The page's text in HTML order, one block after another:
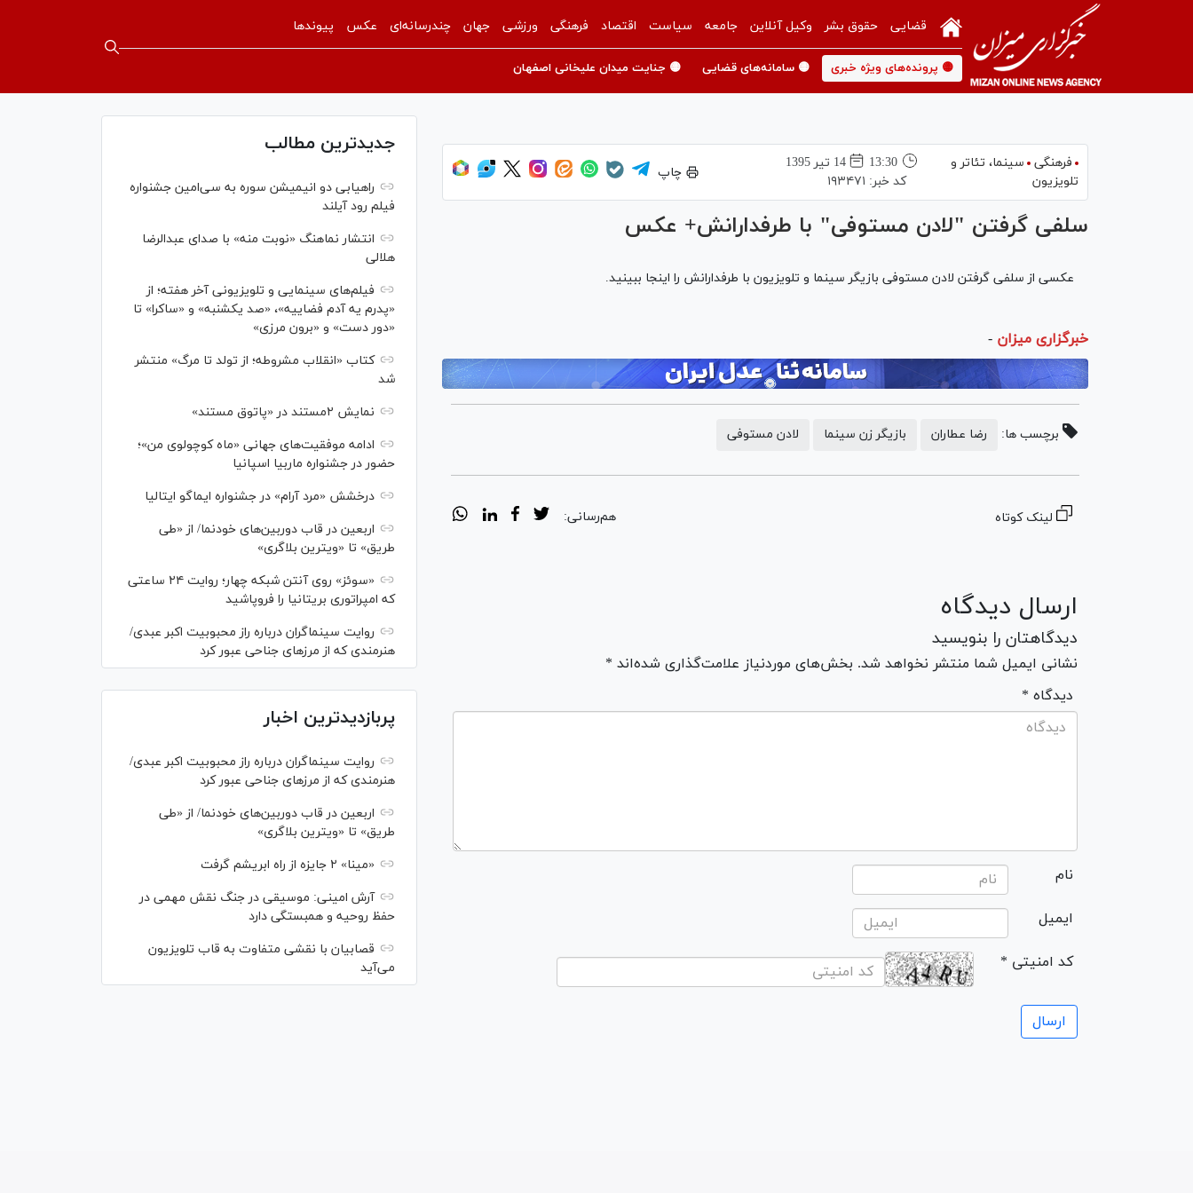
قضایی حقوق بشر وکیل آنلاین جامعه سیاست اقتصاد فرهنگی ورزشی جهان چندرسانه‌ای عکس پیوندها
🟡 پرونده‌های ویژه خبری 🟡 سامانه‌های قضایی 🟡 جنایت میدان علیخانی اصفهان
فرهنگی
سینما،‌ تئاتر و
تلویزیون
13:30
14 تير 1395
کد خبر: ۱۹۳۴۷۱
چاپ
سلفی گرفتن "لادن مستوفی" با طرفدارانش+ عکس
عکسی از سلفی گرفتن لادن مستوفی بازیگر سینما و تلویزیون با طرفدارانش را اینجا ببینید.
خبرگزاری میزان -
برچسب ها: رضا عطاران بازیگر زن سینما لادن مستوفی
لینک کوتاه هم‌رسانی:
ارسال دیدگاه
دیدگاهتان را بنویسید
نشانی ایمیل شما منتشر نخواهد شد. بخش‌های موردنیاز علامت‌گذاری شده‌اند *
* دیدگاه
نام
ایمیل
* کد امنیتی
جدیدترین مطالب
راهیابی دو انیمیشن سوره به سی‌امین جشنواره
فیلم رود آیلند
انتشار نماهنگ «نوبت منه» با صدای عبدالرضا
هلالی
فیلم‌های سینمایی و تلویزیونی آخر هفته؛ از
«پدرم یه آدم فضاییه»، «صد یکشنبه» و «ساکرا» تا
«دور دست» و «برون مرزی»
کتاب «انقلاب مشروطه؛ از تولد تا مرگ» منتشر
شد
نمایش ۲مستند در «پاتوق مستند»
ادامه موفقیت‌های جهانی «ماه کوچولوی من»؛
حضور در جشنواره ماربیا اسپانیا
درخشش «مرد آرام» در جشنواره ایماگو ایتالیا
اربعین در قاب دوربین‌های خودنما/ از «طی
طریق» تا «ویترین بلاگری»
«سوئز» روی آنتن شبکه چهار؛ روایت ۲۴ ساعتی
که امپراتوری بریتانیا را فروپاشید
روایت سینماگران درباره راز محبوبیت اکبر عبدی/
هنرمندی که از مرزهای جناحی عبور کرد
پربازدیدترین اخبار
روایت سینماگران درباره راز محبوبیت اکبر عبدی/
هنرمندی که از مرزهای جناحی عبور کرد
اربعین در قاب دوربین‌های خودنما/ از «طی
طریق» تا «ویترین بلاگری»
«مینا» ۲ جایزه از راه ابریشم گرفت
آرش امینی: موسیقی در جنگ نقش مهمی در
حفظ روحیه و همبستگی دارد
قصابیان با نقشی متفاوت به قاب تلویزیون
می‌آید